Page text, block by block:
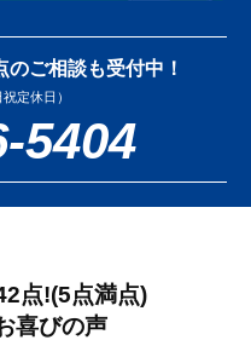
ご相談も受付中！
定休日）
5404
点!(5点満点)
喜びの声